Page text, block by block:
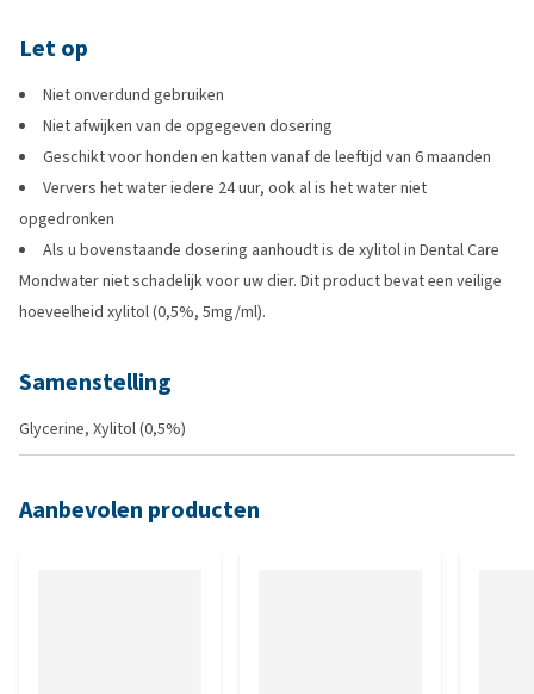
Let op
Niet onverdund gebruiken
Niet afwijken van de opgegeven dosering
Geschikt voor honden en katten vanaf de leeftijd van 6 maanden
Ververs het water iedere 24 uur, ook al is het water niet
opgedronken
Als u bovenstaande dosering aanhoudt is de xylitol in Dental Care
Mondwater niet schadelijk voor uw dier. Dit product bevat een veilige
hoeveelheid xylitol (0,5%, 5mg/ml).
Samenstelling
Glycerine, Xylitol (0,5%)
Aanbevolen producten